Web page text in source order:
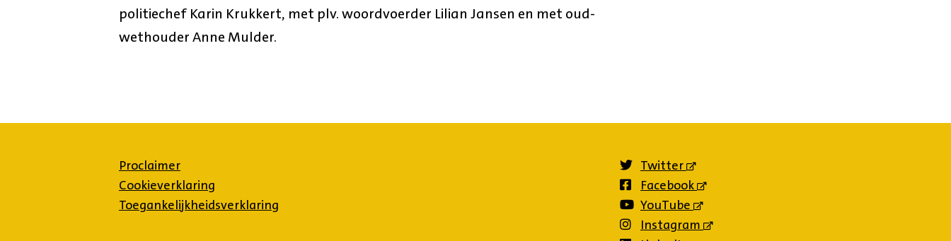
politiechef Karin Krukkert, met plv. woordvoerder Lilian Jansen en met oud-
wethouder Anne Mulder.
Proclaimer
Cookieverklaring
Toegankelijkheidsverklaring
Twitter
(externe
Facebook
(externe
YouTube
(externe
Instagram
(externe